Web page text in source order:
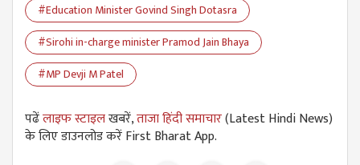
#Education Minister Govind Singh Dotasra
#Sirohi in-charge minister Pramod Jain Bhaya
#MP Devji M Patel
पढेंलाइफ स्टाइलखबरें,ताजा हिंदी समाचार(Latest Hindi News)
के लिए डाउनलोड करें First Bharat App.